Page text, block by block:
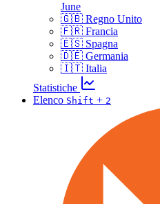
June
🇬🇧 Regno Unito
🇫🇷 Francia
🇪🇸 Spagna
🇩🇪 Germania
🇮🇹 Italia
Statistiche
Elenco Shift + 2